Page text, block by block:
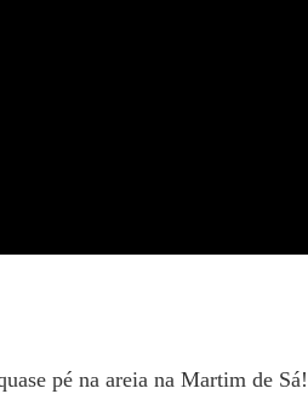
pé na areia na Martim de Sá!